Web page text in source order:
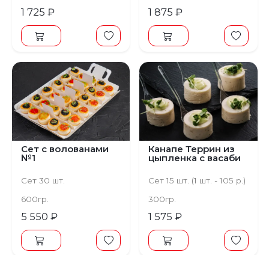
1 725 ₽ 1 875 ₽
Сет с волованами
№1
Сет 30 шт.
600гр.
5 550 ₽
Канапе Террин из
цыпленка с васаби
Сет 15 шт. (1 шт. - 105 р.)
300гр.
1 575 ₽